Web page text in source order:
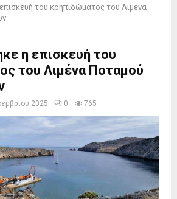
του κρηπιδώματος του Λιμένα
η επισκευή του
του Λιμένα Ποταμού
2025 0 765